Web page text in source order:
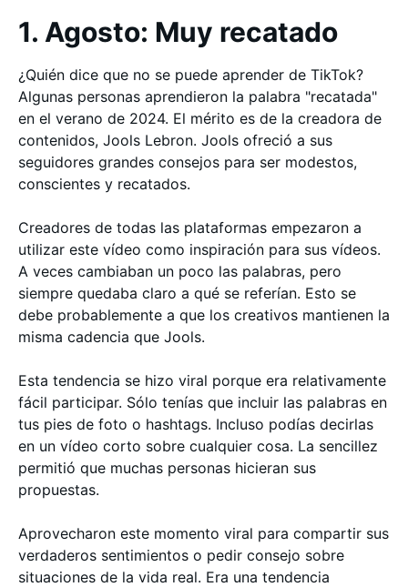
1. Agosto: Muy recatado
¿Quién dice que no se puede aprender de TikTok?
Algunas personas aprendieron la palabra "recatada"
en el verano de 2024. El mérito es de la creadora de
contenidos, Jools Lebron. Jools ofreció a sus
seguidores grandes consejos para ser modestos,
conscientes y recatados.
Creadores de todas las plataformas empezaron a
utilizar este vídeo como inspiración para sus vídeos.
A veces cambiaban un poco las palabras, pero
siempre quedaba claro a qué se referían. Esto se
debe probablemente a que los creativos mantienen la
misma cadencia que Jools.
Esta tendencia se hizo viral porque era relativamente
fácil participar. Sólo tenías que incluir las palabras en
tus pies de foto o hashtags. Incluso podías decirlas
en un vídeo corto sobre cualquier cosa. La sencillez
permitió que muchas personas hicieran sus
propuestas.
Aprovecharon este momento viral para compartir sus
verdaderos sentimientos o pedir consejo sobre
situaciones de la vida real. Era una tendencia